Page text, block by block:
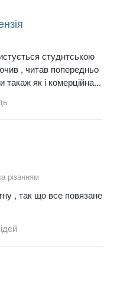
студнтською
, читав попередньо
як і комерційна...
різанням
, так що все повязане